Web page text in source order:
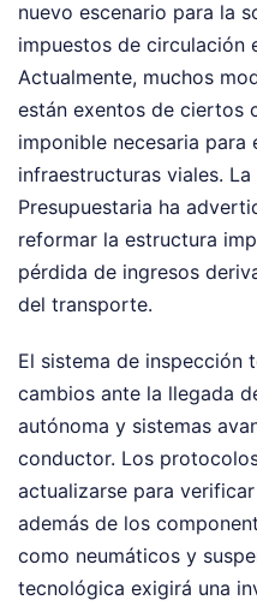
nuevo escenario para la
impuestos de circulación
Actualmente, muchos
están exentos de ciertos
imponible necesaria para
infraestructuras viales.
Presupuestaria ha
reformar la estructura
pérdida de ingresos
del transporte.
El sistema de inspección
cambios ante la llegada
autónoma y sistemas
conductor. Los
actualizarse para
además de los
como neumáticos y
tecnológica exigirá una